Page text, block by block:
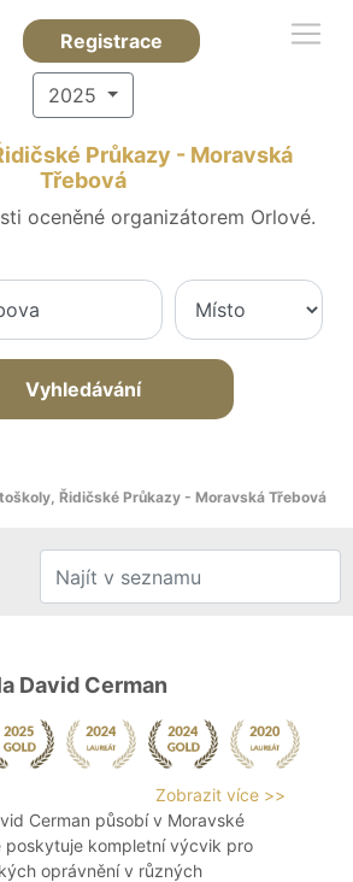
Registrace
2025
Průkazy - Moravská
Třebová
oceněné organizátorem Orlové.
Vyhledávání
Řidičské Průkazy - Moravská Třebová
David Cerman
Zobrazit více >>
Cerman působí v Moravské
poskytuje kompletní výcvik pro
oprávnění v různých